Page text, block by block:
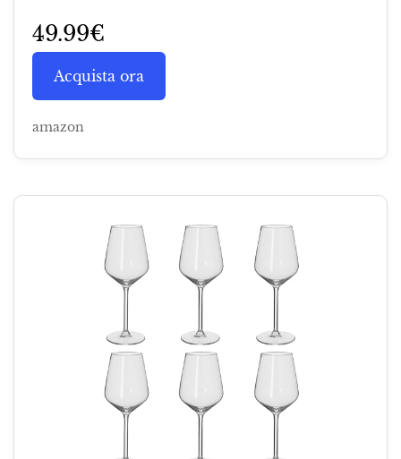
49.99€
Acquista ora
amazon